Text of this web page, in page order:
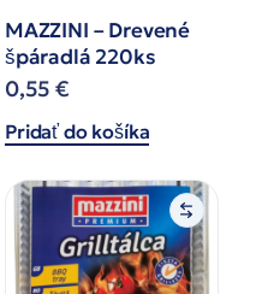
MAZZINI – Drevené
špáradlá 220ks
0,55€
Pridať do košíka